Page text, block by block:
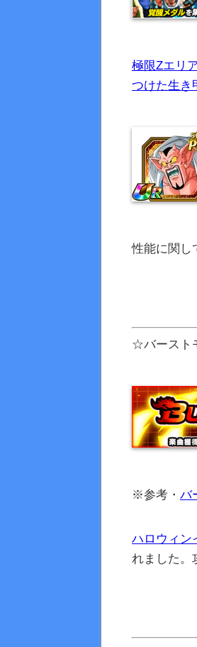
極限Zエリ
つけた生き
性能に関し
☆バースト
※参考・ バ
ハロウィン
れました。